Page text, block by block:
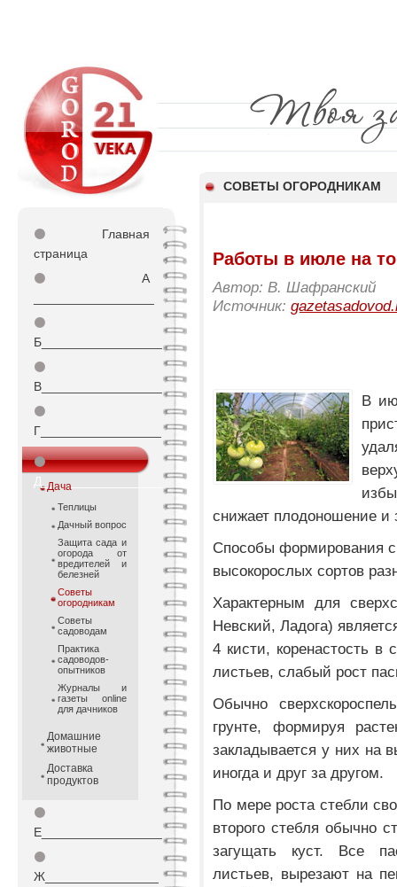
СОВЕТЫ ОГОРОДНИКАМ
⚫
Главная
страница
⚫
А
⚫
Б_________________
⚫
В_________________
⚫
Г_________________
⚫
Д_________________
Дача
Теплицы
Дачный вопрос
Защита сада и
огорода от
вредителей и
белезней
Советы
огородникам
Советы
садоводам
Практика
садоводов-
опытников
Журналы и
газеты online
для дачников
Домашние
животные
Доставка
продуктов
⚫
Е_________________
⚫
Ж________________
Работы в июле на
Автор: В. Шафранский
Источник:
В
снижает плодоношение и
Способы формирования
высокорослых сортов
Характерным для
Невский, Ладога)
4 кисти, коренастость
листьев, слабый рост
Обычно
грунте, формируя
закладывается у них на
иногда и друг за другом.
По мере роста стебли
второго стебля обычно
загущать куст. Все
листьев, вырезают на